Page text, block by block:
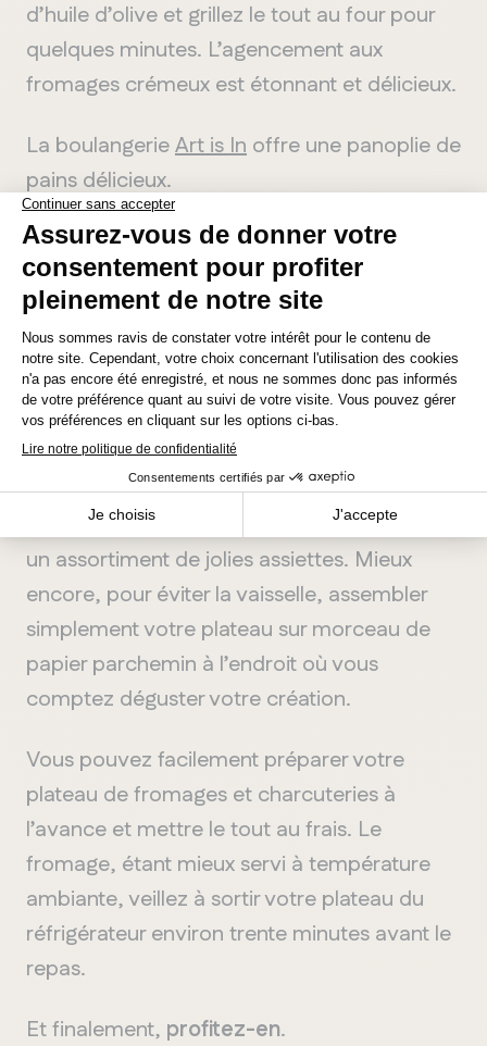
MANITOBA
Winnipeg
d’huile d’olive et grillez le tout au four pour
quelques minutes. L’agencement aux
fromages crémeux est étonnant et délicieux.
La boulangerieArt is In offre une panoplie de
pains délicieux.
Présentation
Qu’est-ce qu’un plateau de fromages et de
charcuteries sans une présentation
impeccable? Effectivement, c’est toujours
une panoplie d’ingrédients savoureux —
cependant, c’est tellement agréable quand
c’est tout aussi plaisant à goûter et regarder.
Trouvez votre planche en bois préférée ou
un assortiment de jolies assiettes. Mieux
encore, pour éviter la vaisselle, assembler
simplement votre plateau sur morceau de
papier parchemin à l’endroit où vous
comptez déguster votre création.
Vous pouvez facilement préparer votre
plateau de fromages et charcuteries à
l’avance et mettre le tout au frais. Le
fromage, étant mieux servi à température
ambiante, veillez à sortir votre plateau du
réfrigérateur environ trente minutes avant le
repas.
Et finalement, profitez-en.